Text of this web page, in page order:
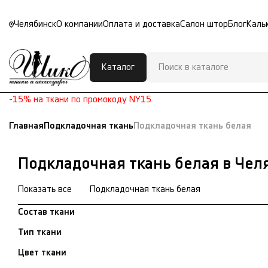
ЧелябинскО компанииОплата и доставкаСалон штор Блог
Каталог
-15% на ткани по промокоду NY15
Главная Подкладочная ткань Подкладочная ткань белая
Подкладочная ткань белая в
Показать все Подкладочная ткань белая
Состав ткани
Тип ткани
Цвет ткани